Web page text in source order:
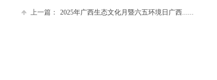
上一篇： 2025年广西生态文化月暨六五环境日广西......